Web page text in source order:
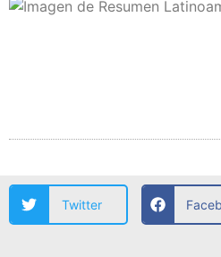
Twitter